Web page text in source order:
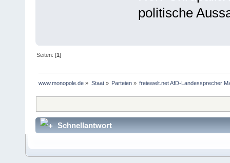
politische
Seiten: [1]
www.monopole.de » Staat» Parteien» freiewelt.net AfD-Landessprecher
Schnellantwort